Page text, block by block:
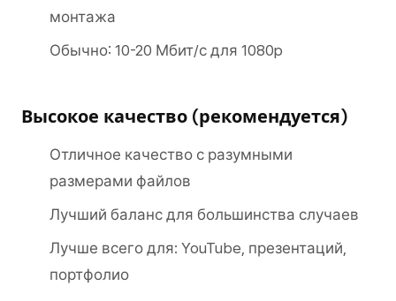
монтажа
Обычно: 10-20 Мбит/с для 1080p
Высокое качество (рекомендуется)
Отличное качество с разумными
размерами файлов
Лучший баланс для большинства случаев
Лучше всего для: YouTube, презентаций,
портфолио